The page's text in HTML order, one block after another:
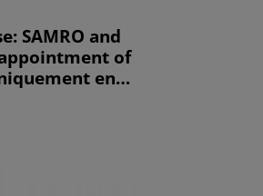
SAMRO and
appointment of
en